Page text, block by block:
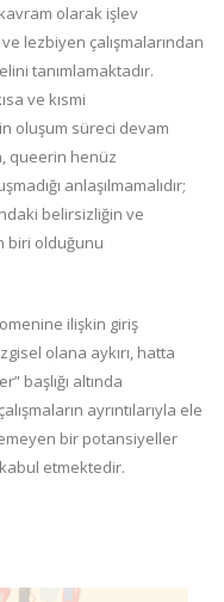
olarak işlev
lezbiyen çalışmalarından
tanımlamaktadır.
ve kısmi
oluşum süreci devam
queerin henüz
anlaşılmamalıdır;
belirsizliğin ve
biri olduğunu
ilişkin giriş
olana aykırı, hatta
başlığı altında
ayrıntılarıyla ele
bir potansiyeller
kabul etmektedir.